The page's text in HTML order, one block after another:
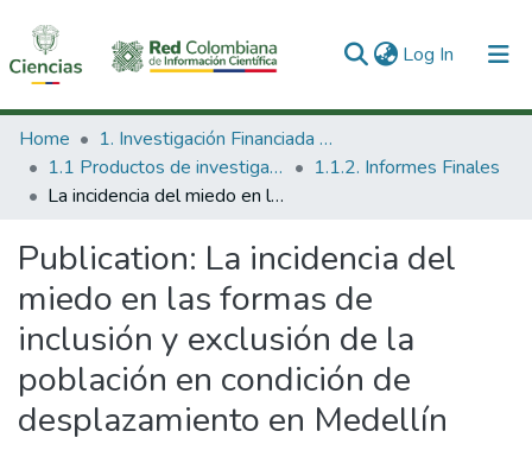
Log In (current)
Communities & Collections
All of DSpace
Home
1. Investigación Financiada con Recursos Públicos
1.1 Productos de investigación
1.1.2. Informes Finales
La incidencia del miedo en las formas de inclusión y exclusión de la población en condición de desplazamiento en Medellín
Publication: La incidencia del
miedo en las formas de
inclusión y exclusión de la
población en condición de
desplazamiento en Medellín